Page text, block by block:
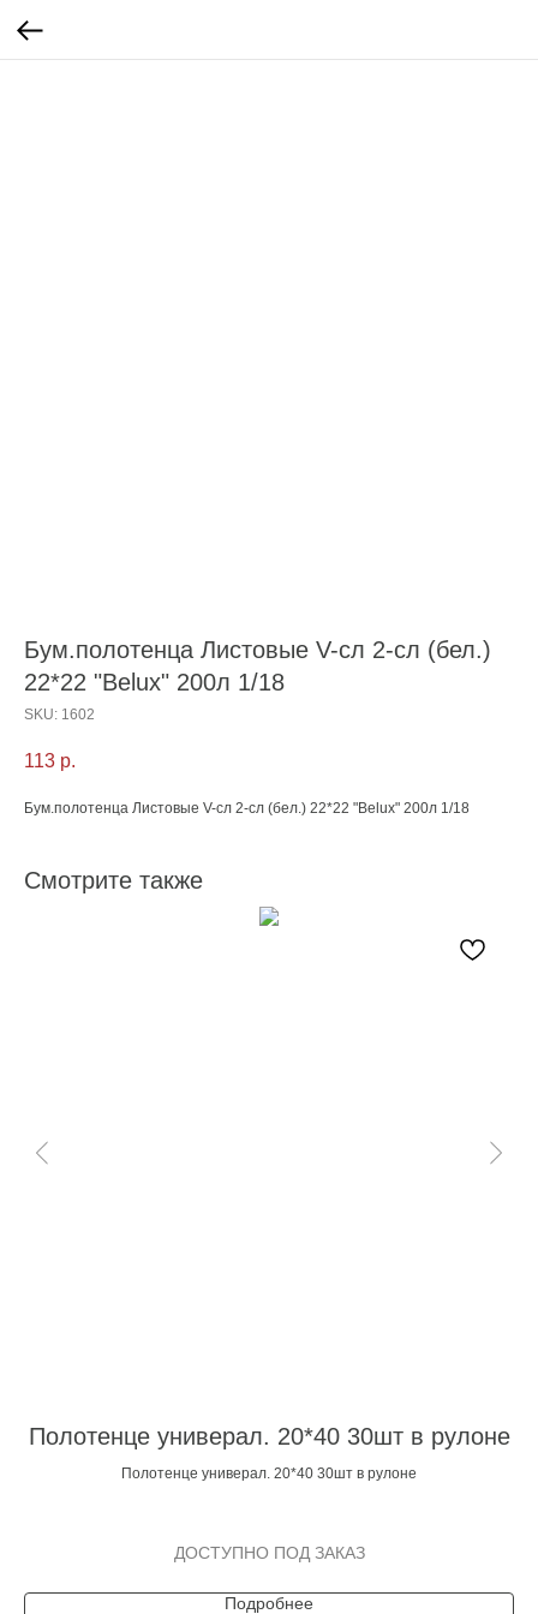
Бум.полотенца Листовые V-сл 2-сл (бел.)
22*22 "Belux" 200л 1/18
SKU: 1602
113 р.
Бум.полотенца Листовые V-сл 2-сл (бел.) 22*22 "Belux" 200л 1/18
Смотрите также
Полотенце универал. 20*40 30шт в рулоне
Полотенце универал. 20*40 30шт в рулоне
Подробнее